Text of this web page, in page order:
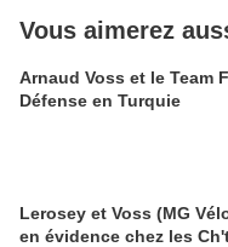
Vous aimerez
Arnaud Voss et le Team
Défense en Turquie
Lerosey et Voss (MG Vélo Montluçon)
en évidence chez les